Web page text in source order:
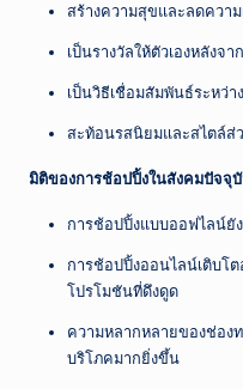
สร้างความสุขและลดควา
เป็นรางวัลให้ตัวเองหลังจ
เป็นวิธีเชื่อมสัมพันธ์ระหว่
สะท้อนรสนิยมและสไตล์ส่
มิติของการช้อปปิ้งในสังคมปัจจุ
การช้อปปิ้งแบบออฟไลน์ยั
การช้อปปิ้งออนไลน์เติบโ
โปรโมชันที่ดึงดูด
ความหลากหลายของช่อง
บริโภคมากยิ่งขึ้น